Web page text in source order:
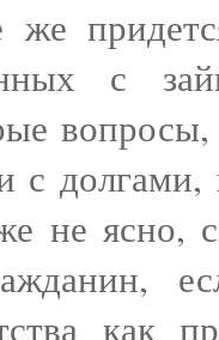
же
с
с
не ясно,
как